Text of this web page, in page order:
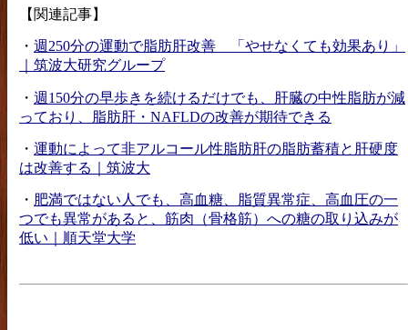
【関連記事】
・ 週250分の運動で脂肪肝改善 「やせなくても効果あり」
｜筑波大研究グループ
・ 週150分の早歩きを続けるだけでも、肝臓の中性脂肪が減
っており、脂肪肝・NAFLDの改善が期待できる
・ 運動によって非アルコール性脂肪肝の脂肪蓄積と肝硬度
は改善する｜筑波大
・ 肥満ではない人でも、高血糖、脂質異常症、高血圧の一
つでも異常があると、筋肉（骨格筋）への糖の取り込みが
低い｜順天堂大学